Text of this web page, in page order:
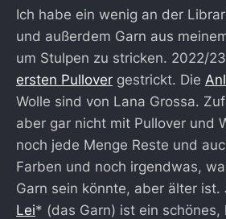
Ich habe ein wenig an der
und außerdem Garn aus
um Stulpen zu stricken. 2022/
ersten Pullover gestrickt. Die
Wolle sind von Lana Grossa.
aber gar nicht mit Pullover und
noch jede Menge Reste und
Farben und noch irgendwas,
Garn sein könnte, aber älter ist.
Lei* (das Garn) ist ein schönes,